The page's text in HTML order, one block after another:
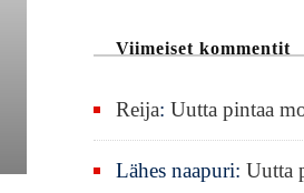
Viimeiset kommentit
Reija:Uutta pintaa
Lähes naapuri:Uutta